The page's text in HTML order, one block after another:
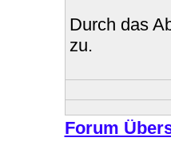
Durch das
zu.
Forum